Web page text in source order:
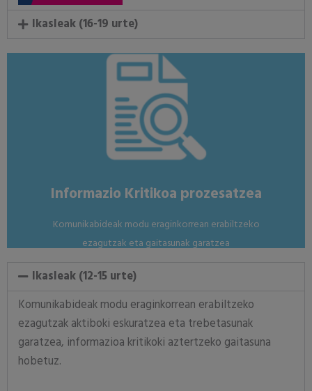
Ikasleak (16-19 urte)
Informazio Kritikoa prozesatzea
Komunikabideak modu eraginkorrean erabiltzeko
ezagutzak eta gaitasunak garatzea
Informazioaren ikerketa, iritzia ezagutzatik bereizteko eta
iturri sinesgarriak aurkitzeko.
Ikasleak (12-15 urte)
Komunikabideak modu eraginkorrean erabiltzeko
ezagutzak aktiboki eskuratzea eta trebetasunak
garatzea, informazioa kritikoki aztertzeko gaitasuna
hobetuz.